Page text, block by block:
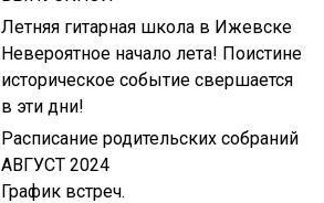
Летняя гитарная школа в Ижевске
Невероятное начало лета! Поистине
историческое событие свершается
в эти дни!
Расписание родительских собраний
АВГУСТ 2024
График встреч.